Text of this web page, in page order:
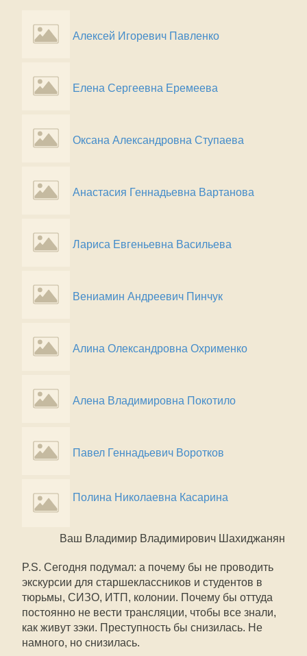
Алексей Игоревич Павленко
Елена Сергеевна Еремеева
Оксана Александровна Ступаева
Анастасия Геннадьевна Вартанова
Лариса Евгеньевна Васильева
Вениамин Андреевич Пинчук
Алина Олександровна Охрименко
Алена Владимировна Покотило
Павел Геннадьевич Воротков
Полина Николаевна Касарина
Ваш Владимир Владимирович Шахиджанян
P.S. Сегодня подумал: а почему бы не проводить
экскурсии для старшеклассников и студентов в
тюрьмы, СИЗО, ИТП, колонии. Почему бы оттуда
постоянно не вести трансляции, чтобы все знали,
как живут зэки. Преступность бы снизилась. Не
намного, но снизилась.